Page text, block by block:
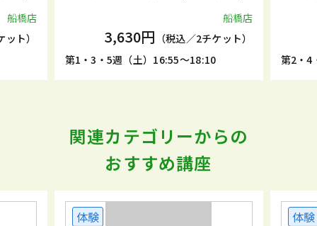
船橋店
ト）
船橋店
3,630円 （税込／2チケット）
第1・3・5週（土）16:55～18:10
第2・4
関連カテゴリーからの
おすすめ講座
体験 体験